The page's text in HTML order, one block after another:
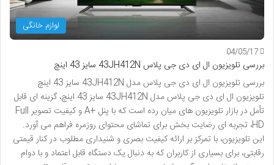
لوازم خانگی
04/05/17
بررسی تلویزیون ال ای دی جی پلاس 43JH412N سایز 43 اینچ
بررسی تلویزیون ال ای دی جی پلاس مدل 43JH412N سایز 43 اینچ
تلویزیون ال ای دی جی پلاس مدل 43JH412N سایز 43 اینچ، گزینه ای قابل
تأمل در بازار تلویزیون های میان رده است که با پنل +A و کیفیت تصویر Full
HD، تجربه ای رضایت بخش برای تماشای محتوای روزمره فراهم می آورد.
این تلویزیون، با تمرکز بر ارائه کیفیت بصری و شنیداری مطلوب در کنار قیمتی
رقابتی، برای بسیاری از کاربران که به دنبال یک دستگاه قابل اعتماد و با دوام